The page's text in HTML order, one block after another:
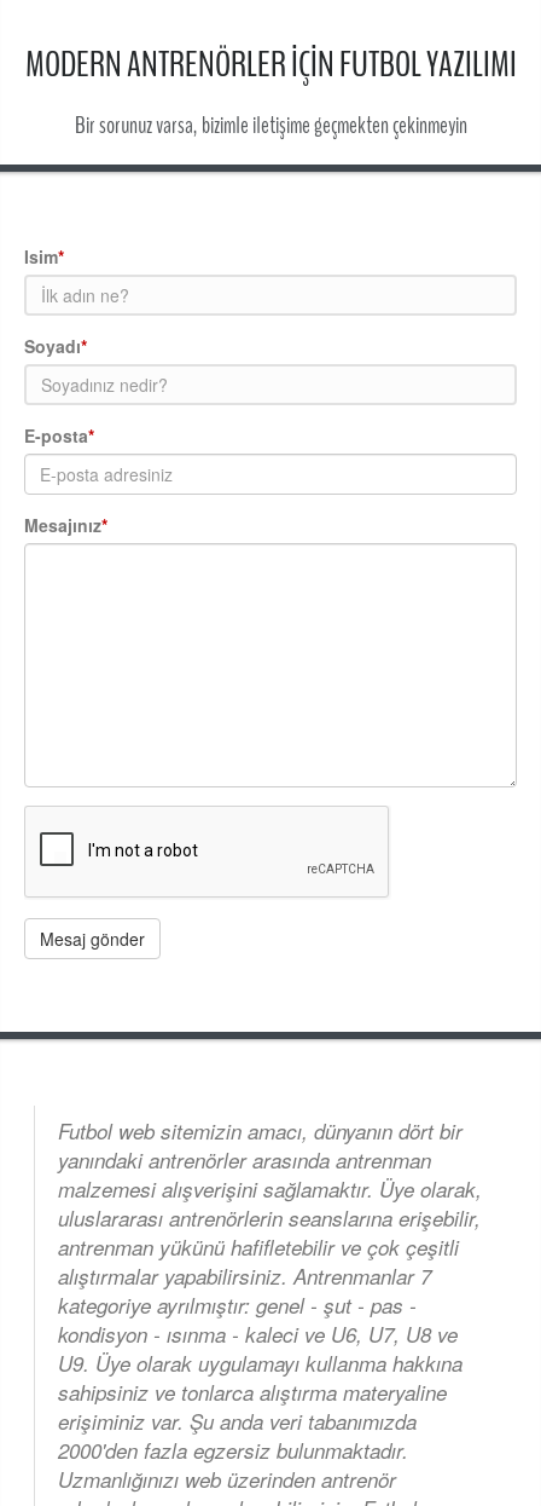
MODERN ANTRENÖRLER İÇİN FUTBOL YAZILIMI
Bir sorunuz varsa, bizimle iletişime geçmekten çekinmeyin
Isim*
Soyadı*
E-posta*
Mesajınız*
Futbol web sitemizin amacı, dünyanın dört bir
yanındaki antrenörler arasında antrenman
malzemesi alışverişini sağlamaktır. Üye olarak,
uluslararası antrenörlerin seanslarına erişebilir,
antrenman yükünü hafifletebilir ve çok çeşitli
alıştırmalar yapabilirsiniz. Antrenmanlar 7
kategoriye ayrılmıştır: genel - şut - pas -
kondisyon - ısınma - kaleci ve U6, U7, U8 ve
U9. Üye olarak uygulamayı kullanma hakkına
sahipsiniz ve tonlarca alıştırma materyaline
erişiminiz var. Şu anda veri tabanımızda
2000'den fazla egzersiz bulunmaktadır.
Uzmanlığınızı web üzerinden antrenör